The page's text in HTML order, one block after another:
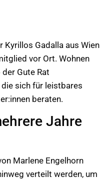
Kyrillos Gadalla aus Wien
vor Ort. Wohnen
Gute Rat
sich für leistbares
beraten.
Jahre
Marlene Engelhorn
verteilt werden, um